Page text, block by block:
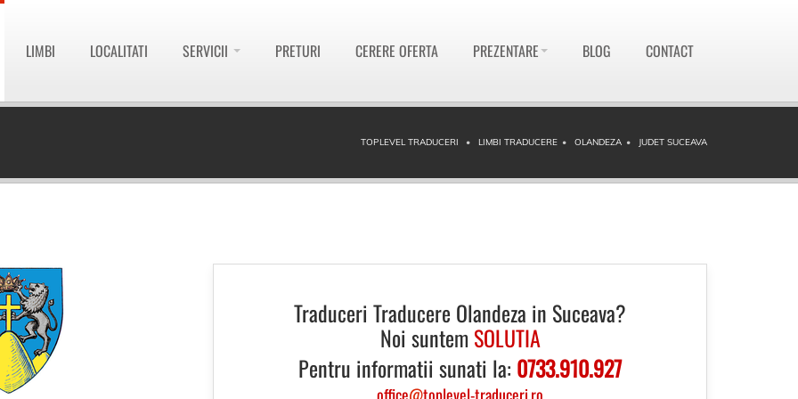
LIMBI LOCALITATI SERVICII PRETURI CERERE OFERTA PREZENTARE BLOG CONTACT
TOPLEVEL TRADUCERI LIMBI TRADUCERE OLANDEZA JUDET SUCEAVA
Traduceri Traducere Olandeza in Suceava?
Noi suntem SOLUTIA
Pentru informatii sunati la: 0733.910.927